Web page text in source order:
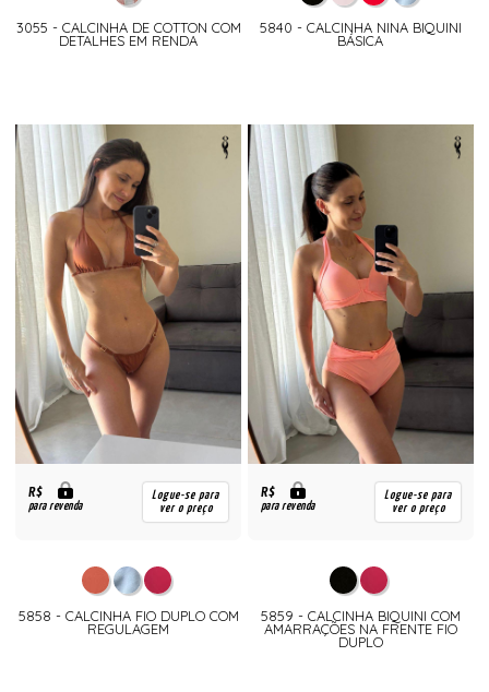
3055 - CALCINHA DE COTTON COM
DETALHES EM RENDA
5840 - CALCINHA NINA BIQUINI
BÁSICA
R$
para revenda
Logue-se para
ver o preço
5858 - CALCINHA FIO DUPLO COM
REGULAGEM
R$
para revenda
Logue-se para
ver o preço
5859 - CALCINHA BIQUINI COM
AMARRAÇÕES NA FRENTE FIO
DUPLO